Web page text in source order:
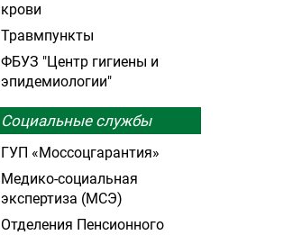
крови
Травмпункты
ФБУЗ "Центр гигиены и
эпидемиологии"
Социальные службы
ГУП «Моссоцгарантия»
Медико-социальная
экспертиза (МСЭ)
Отделения Пенсионного